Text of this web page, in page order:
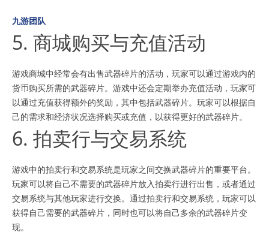
九游团队
5. 商城购买与充值活动
游戏商城中经常会有出售武器碎片的活动，玩家可以通过游戏内的
货币购买所需的武器碎片。游戏中还会定期举办充值活动，玩家可
以通过充值获得额外的奖励，其中包括武器碎片。玩家可以根据自
己的需求和经济状况选择购买或充值，以获得更好的武器碎片。
6. 拍卖行与交易系统
游戏中的拍卖行和交易系统是玩家之间交换武器碎片的重要平台。
玩家可以将自己不需要的武器碎片放入拍卖行进行出售，或者通过
交易系统与其他玩家进行交换。通过拍卖行和交易系统，玩家可以
获得自己需要的武器碎片，同时也可以将自己多余的武器碎片变
现。